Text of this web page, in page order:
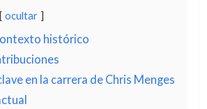
ocultar
histórico
en la carrera de Chris Menges